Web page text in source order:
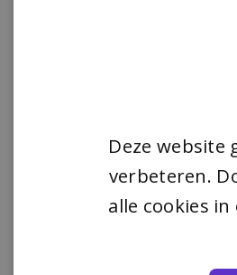
Deze
verbeteren.
alle cookies